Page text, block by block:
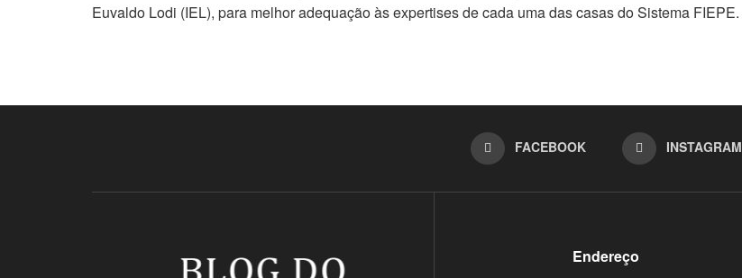
Euvaldo Lodi (IEL), para melhor adequação às expertises de cada uma das casas do Sistema FIEPE.
FACEBOOK INSTAGRAM
Endereço